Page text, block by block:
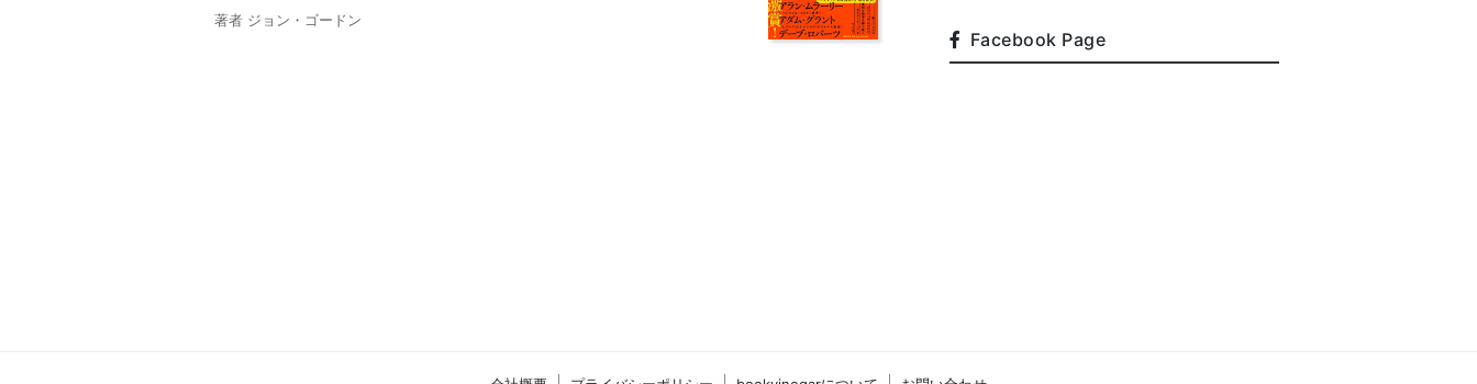
著者 ジョン・ゴードン
Facebook Page